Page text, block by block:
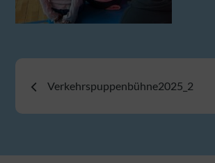
Verkehrspuppenbühne2025_2